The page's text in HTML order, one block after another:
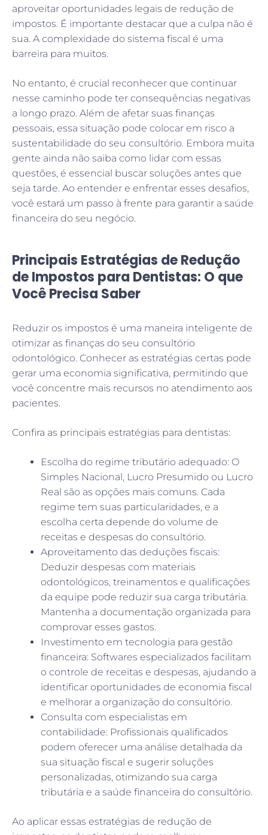
aproveitar oportunidades legais de redução de
impostos. É importante destacar que a culpa não é
sua. A complexidade do sistema fiscal é uma
barreira para muitos.
No entanto, é crucial reconhecer que continuar
nesse caminho pode ter consequências negativas
a longo prazo. Além de afetar suas finanças
pessoais, essa situação pode colocar em risco a
sustentabilidade do seu consultório. Embora muita
gente ainda não saiba como lidar com essas
questões, é essencial buscar soluções antes que
seja tarde. Ao entender e enfrentar esses desafios,
você estará um passo à frente para garantir a saúde
financeira do seu negócio.
Principais Estratégias de Redução
de Impostos para Dentistas: O que
Você Precisa Saber
Reduzir os impostos é uma maneira inteligente de
otimizar as finanças do seu consultório
odontológico. Conhecer as estratégias certas pode
gerar uma economia significativa, permitindo que
você concentre mais recursos no atendimento aos
pacientes.
Confira as principais estratégias para dentistas:
Escolha do regime tributário adequado: O
Simples Nacional, Lucro Presumido ou Lucro
Real são as opções mais comuns. Cada
regime tem suas particularidades, e a
escolha certa depende do volume de
receitas e despesas do consultório.
Aproveitamento das deduções fiscais:
Deduzir despesas com materiais
odontológicos, treinamentos e qualificações
da equipe pode reduzir sua carga tributária.
Mantenha a documentação organizada para
comprovar esses gastos.
Investimento em tecnologia para gestão
financeira: Softwares especializados facilitam
o controle de receitas e despesas, ajudando a
identificar oportunidades de economia fiscal
e melhorar a organização do consultório.
Consulta com especialistas em
contabilidade: Profissionais qualificados
podem oferecer uma análise detalhada da
sua situação fiscal e sugerir soluções
personalizadas, otimizando sua carga
tributária e a saúde financeira do consultório.
Ao aplicar essas estratégias de redução de